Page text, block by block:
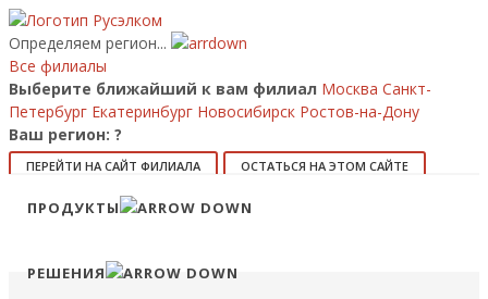
Определяем регион...
Все филиалы
Выберите ближайший к вам филиал Москва Санкт-
Петербург Екатеринбург Новосибирск Ростов-на-Дону
Ваш регион: ?
ПЕРЕЙТИ НА САЙТ ФИЛИАЛА ОСТАТЬСЯ НА ЭТОМ САЙТЕ
Позвонить
Сравнение
ПРОДУКТЫ
РЕШЕНИЯ